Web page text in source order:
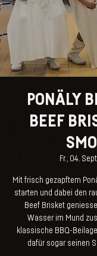
PONÄLY
BEEF
Fr., 04. Sept.
Mit frisch gezapftem
starten und dabei den
Beef Brisket
Wasser im Mund
klassische BBQ-
dafür sogar seinen